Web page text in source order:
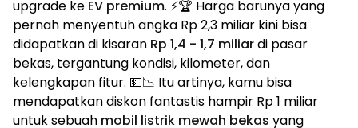
upgrade ke EV premium. ⚡🏆 Harga barunya yang
pernah menyentuh angka Rp 2,3 miliar kini bisa
didapatkan di kisaran Rp 1,4 - 1,7 miliardi pasar
bekas, tergantung kondisi, kilometer, dan
kelengkapan fitur. 💵📉 Itu artinya, kamu bisa
mendapatkan diskon fantastis hampir Rp 1 miliar
untuk sebuah mobil listrik mewah bekas yang